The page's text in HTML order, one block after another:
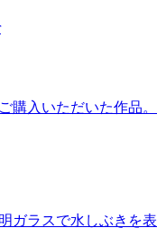
入いただいた作品。
ラスで水しぶきを表